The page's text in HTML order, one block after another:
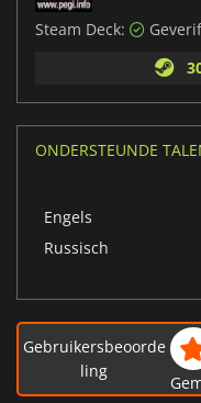
Steam Deck:
ONDERSTEUNDE
Engels
Russisch
Traditioneel Chinees
Frans
Gebruikersbeoorde
ling